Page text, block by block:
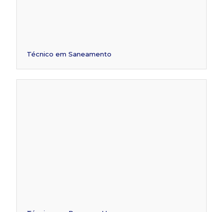
Técnico em Saneamento